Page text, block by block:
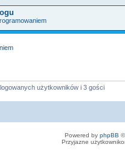
użytkowników i 3 gości
Powered by phpBB
Przyjazne